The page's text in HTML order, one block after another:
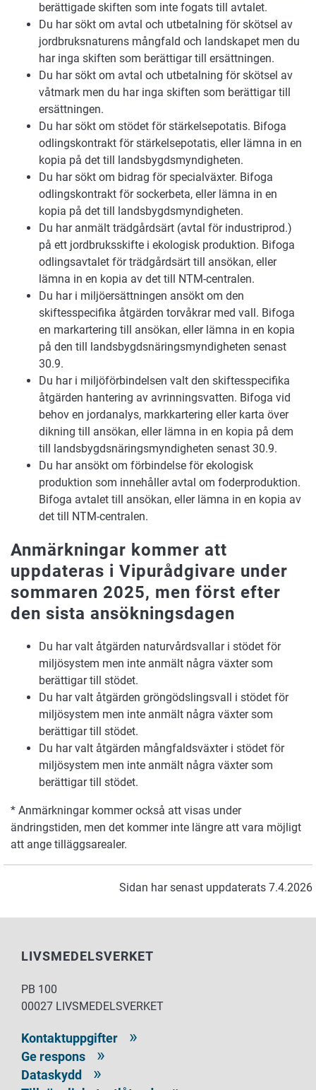
berättigade skiften som inte fogats till avtalet.
Du har sökt om avtal och utbetalning för skötsel av
jordbruksnaturens mångfald och landskapet men du
har inga skiften som berättigar till ersättningen.
Du har sökt om avtal och utbetalning för skötsel av
våtmark men du har inga skiften som berättigar till
ersättningen.
Du har sökt om stödet för stärkelsepotatis. Bifoga
odlingskontrakt för stärkelsepotatis, eller lämna in en
kopia på det till landsbygdsmyndigheten.
Du har sökt om bidrag för specialväxter. Bifoga
odlingskontrakt för sockerbeta, eller lämna in en
kopia på det till landsbygdsmyndigheten.
Du har anmält trädgårdsärt (avtal för industriprod.)
på ett jordbruksskifte i ekologisk produktion. Bifoga
odlingsavtalet för trädgårdsärt till ansökan, eller
lämna in en kopia av det till NTM-centralen.
Du har i miljöersättningen ansökt om den
skiftesspecifika åtgärden torvåkrar med vall. Bifoga
en markartering till ansökan, eller lämna in en kopia
på den till landsbygdsnäringsmyndigheten senast
30.9.
Du har i miljöförbindelsen valt den skiftesspecifika
åtgärden hantering av avrinningsvatten. Bifoga vid
behov en jordanalys, markkartering eller karta över
dikning till ansökan, eller lämna in en kopia på dem
till landsbygdsnäringsmyndigheten senast 30.9.
Du har ansökt om förbindelse för ekologisk
produktion som innehåller avtal om foderproduktion.
Bifoga avtalet till ansökan, eller lämna in en kopia av
det till NTM-centralen.
Anmärkningar kommer att
uppdateras i Vipurådgivare under
sommaren 2025, men först efter
den sista ansökningsdagen
Du har valt åtgärden naturvårdsvallar i stödet för
miljösystem men inte anmält några växter som
berättigar till stödet.
Du har valt åtgärden gröngödslingsvall i stödet för
miljösystem men inte anmält några växter som
berättigar till stödet.
Du har valt åtgärden mångfaldsväxter i stödet för
miljösystem men inte anmält några växter som
berättigar till stödet.
* Anmärkningar kommer också att visas under
ändringstiden, men det kommer inte längre att vara möjligt
att ange tilläggsarealer.
Sidan har senast uppdaterats 7.4.2026
LIVSMEDELSVERKET
PB 100
00027 LIVSMEDELSVERKET
Kontaktuppgifter
Ge respons
Dataskydd